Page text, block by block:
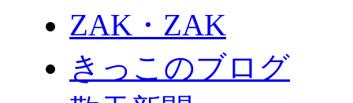
ZAK・ZAK
きっこのブログ